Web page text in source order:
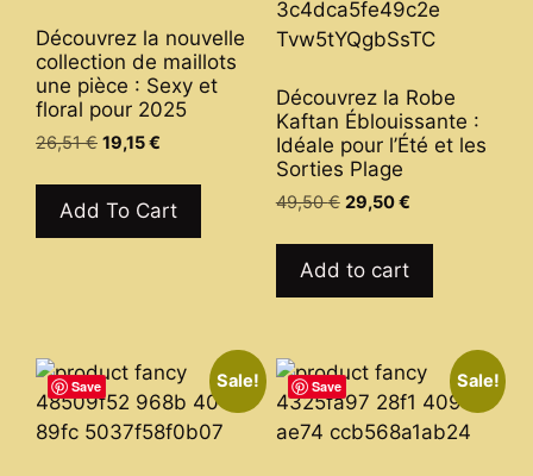
chosen
on
the
the
product
Découvrez la nouvelle
collection de maillots
une pièce : Sexy et
floral pour 2025
26,51€ Original
was:
26,51 €.
19,15€
is:
19,15 €.
Add To Cart
has
variants.
options
may
be
chosen
Découvrez la Robe
Kaftan Éblouissante :
Idéale pour l’Été et les
Sorties Plage
49,50€ Original
was:
49,50 €.
29,50€Current
is:
29,50 €.
Add to cart
Save Sale! Save Sale!